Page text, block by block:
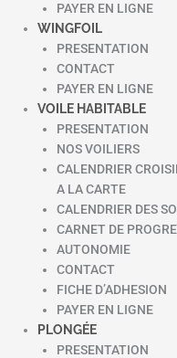
PAYER EN LIGNE
WINGFOIL
PRESENTATION
CONTACT
PAYER EN LIGNE
VOILE HABITABLE
PRESENTATION
NOS VOILIERS
CALENDRIER
A LA CARTE
CALENDRIER DES
CARNET DE
AUTONOMIE
CONTACT
FICHE D’ADHESION
PAYER EN LIGNE
PLONGÉE
PRESENTATION